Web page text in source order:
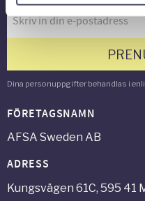
Dina personuppgifter behandlas i
FÖRETAGSNAMN
AFSA Sweden AB
ADRESS
Kungsvägen 61C, 595 41